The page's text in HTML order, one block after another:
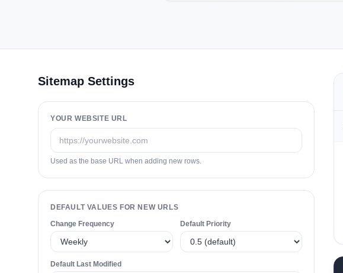
Sitemap Settings
YOUR WEBSITE URL
Used as the base URL when adding new rows.
DEFAULT VALUES FOR NEW URLS
Change Frequency
Default Priority
Default Last Modified